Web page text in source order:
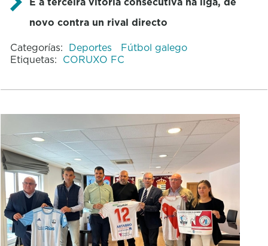
novo contra un rival directo
Categorías: Deportes
Fútbol galego
Etiquetas: CORUXO FC